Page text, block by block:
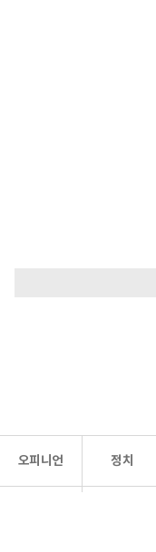
오피니언 정치